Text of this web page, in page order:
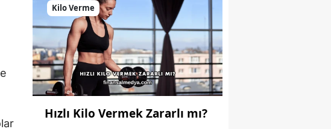
Kilo Verme
Hızlı Kilo Vermek Zararlı mı?